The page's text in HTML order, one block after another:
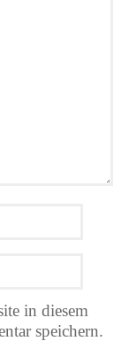
in diesem
speichern.